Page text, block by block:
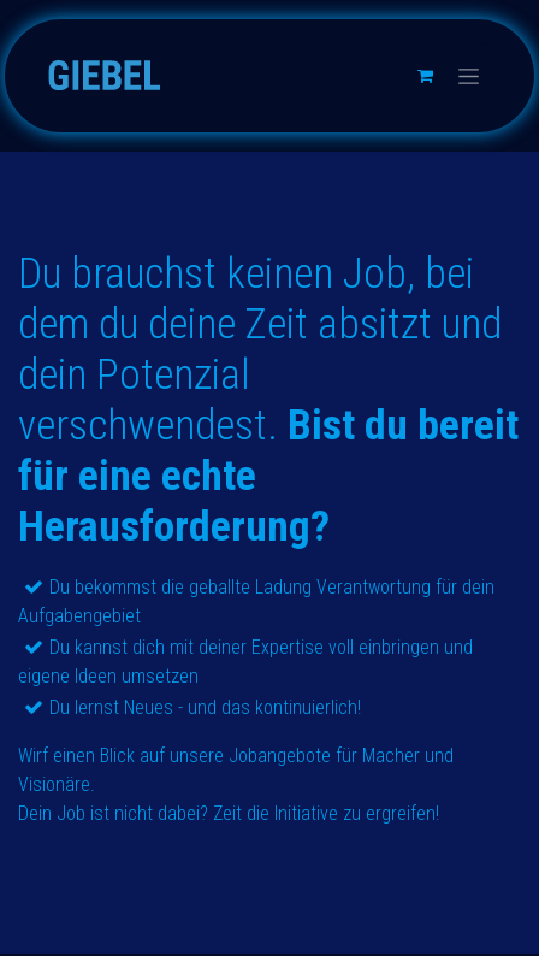
Skip to Content
Du brauchst keinen Job, bei
dem du deine Zeit absitzt und
dein Potenzial
verschwendest. Bist du bereit
für eine echte
Herausforderung?
Du bekommst die geballte Ladung Verantwortung für dein
Aufgabengebiet
Du kannst dich mit deiner Expertise voll einbringen und
eigene Ideen umsetzen
Du lernst Neues - und das kontinuierlich!
Wirf einen Blick auf unsere Jobangebote für Macher und
Visionäre.
Dein Job ist nicht dabei? Zeit die Initiative zu ergreifen!